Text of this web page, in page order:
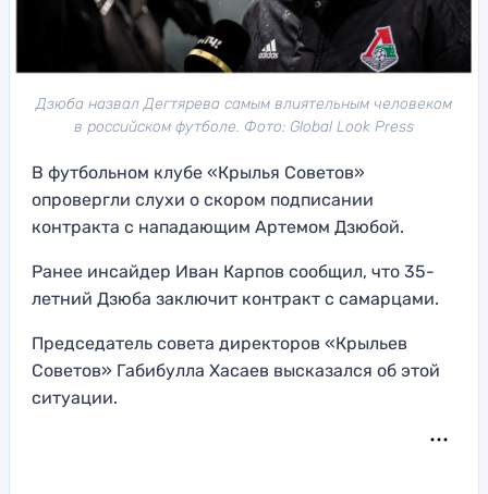
Дзюба назвал Дегтярева самым влиятельным человеком
в российском футболе. Фото: Global Look Press
В футбольном клубе «Крылья Советов»
опровергли слухи о скором подписании
контракта с нападающим Артемом Дзюбой.
Ранее инсайдер Иван Карпов сообщил, что 35-
летний Дзюба заключит контракт с самарцами.
Председатель совета директоров «Крыльев
Советов» Габибулла Хасаев высказался об этой
ситуации.